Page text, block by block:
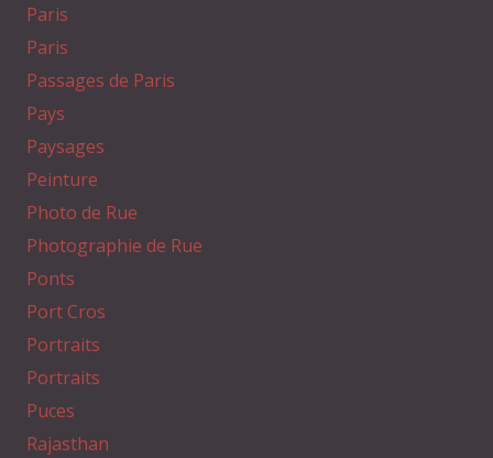
Paris
Paris
Passages de Paris
Pays
Paysages
Peinture
Photo de Rue
Photographie de Rue
Ponts
Port Cros
Portraits
Portraits
Puces
Rajasthan